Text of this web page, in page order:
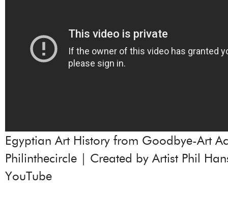
Egyptian Art History from Goodbye-Art
Philinthecircle | Created by Artist Phil
YouTube